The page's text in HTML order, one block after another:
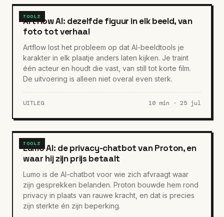
TOOLS
Artflow AI: dezelfde figuur in elk beeld, van
foto tot verhaal
Artflow lost het probleem op dat AI-beeldtools je
karakter in elk plaatje anders laten kijken. Je traint
één acteur en houdt die vast, van still tot korte film.
De uitvoering is alleen niet overal even sterk.
UITLEG 10 min · 25 jul
TOOLS
Lumo AI: de privacy-chatbot van Proton, en
waar hij zijn prijs betaalt
Lumo is de AI-chatbot voor wie zich afvraagt waar
zijn gesprekken belanden. Proton bouwde hem rond
privacy in plaats van rauwe kracht, en dat is precies
zijn sterkte én zijn beperking.